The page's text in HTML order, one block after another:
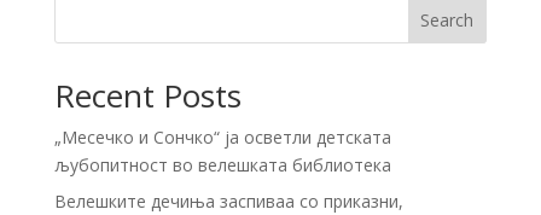
Search
Recent Posts
„Месечко и Сончко“ ја осветли детската
љубопитност во велешката библиотека
Велешките дечиња заспиваа со приказни,